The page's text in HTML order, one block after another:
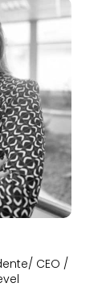
CEO /